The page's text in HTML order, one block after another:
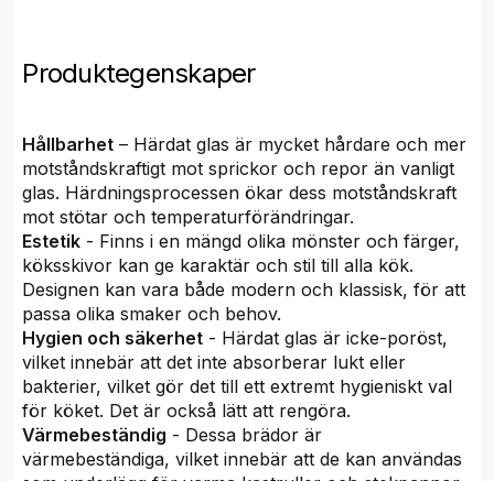
Produktegenskaper
Hållbarhet – Härdat glas är mycket hårdare och mer
motståndskraftigt mot sprickor och repor än vanligt
glas. Härdningsprocessen ökar dess motståndskraft
mot stötar och temperaturförändringar.
Estetik - Finns i en mängd olika mönster och färger,
köksskivor kan ge karaktär och stil till alla kök.
Designen kan vara både modern och klassisk, för att
passa olika smaker och behov.
Hygien och säkerhet - Härdat glas är icke-poröst,
vilket innebär att det inte absorberar lukt eller
bakterier, vilket gör det till ett extremt hygieniskt val
för köket. Det är också lätt att rengöra.
Värmebeständig - Dessa brädor är
värmebeständiga, vilket innebär att de kan användas